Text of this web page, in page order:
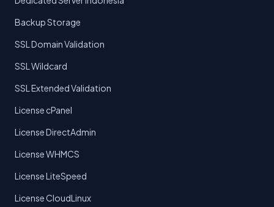
Backup Storage
SSL Domain Validation
SSL Wildcard
SSL Extended Validation
License cPanel
License DirectAdmin
License WHMCS
License LiteSpeed
License CloudLinux